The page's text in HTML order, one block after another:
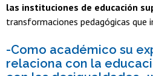
las instituciones de educación
transformaciones pedagógicas que
-Como académico su
relaciona con la